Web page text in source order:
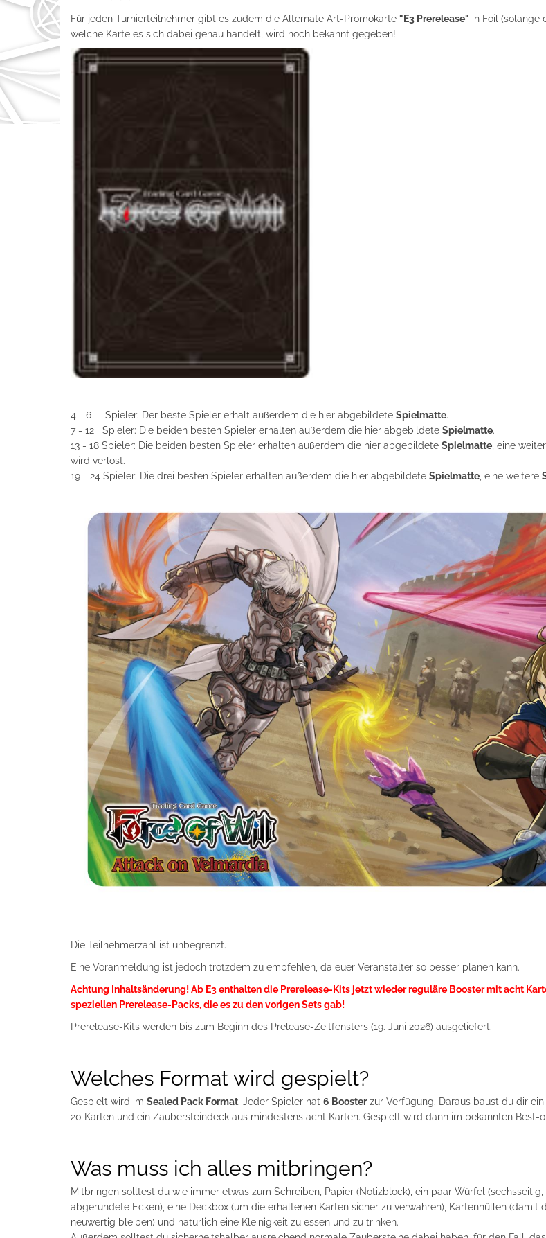
Für jeden Turnierteilnehmer gibt es zudem die Alternate Art-Promokarte "E3 Prerelease" in Foil (solange
welche Karte es sich dabei genau handelt, wird noch bekannt gegeben!
4 - 6 Spieler: Der beste Spieler erhält außerdem die hier abgebildete Spielmatte.
7 - 12 Spieler: Die beiden besten Spieler erhalten außerdem die hier abgebildete Spielmatte.
13 - 18 Spieler: Die beiden besten Spieler erhalten außerdem die hier abgebildete Spielmatte, eine
wird verlost.
19 - 24 Spieler: Die drei besten Spieler erhalten außerdem die hier abgebildete Spielmatte, eine weitere
Die Teilnehmerzahl ist unbegrenzt.
Eine Voranmeldung ist jedoch trotzdem zu empfehlen, da euer Veranstalter so besser planen kann.
Achtung Inhaltsänderung! Ab E3 enthalten die Prerelease-Kits jetzt wieder reguläre Booster mit acht
speziellen Prerelease-Packs, die es zu den vorigen Sets gab!
Prerelease-Kits werden bis zum Beginn des Prelease-Zeitfensters (19. Juni 2026) ausgeliefert.
Welches Format wird gespielt?
Gespielt wird im Sealed Pack Format. Jeder Spieler hat 6 Boosterzur Verfügung. Daraus baust du dir
20 Karten und ein Zaubersteindeck aus mindestens acht Karten. Gespielt wird dann im bekannten Best-
Was muss ich alles mitbringen?
Mitbringen solltest du wie immer etwas zum Schreiben, Papier (Notizblock), ein paar Würfel
abgerundete Ecken), eine Deckbox (um die erhaltenen Karten sicher zu verwahren), Kartenhüllen (damit
neuwertig bleiben) und natürlich eine Kleinigkeit zu essen und zu trinken.